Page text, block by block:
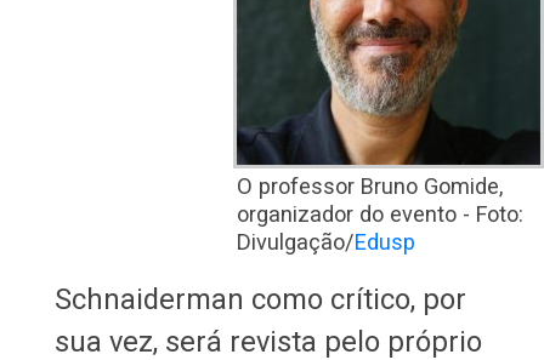
O professor Bruno Gomide,
organizador do evento - Foto:
Divulgação/Edusp
Schnaiderman como crítico, por
sua vez, será revista pelo próprio